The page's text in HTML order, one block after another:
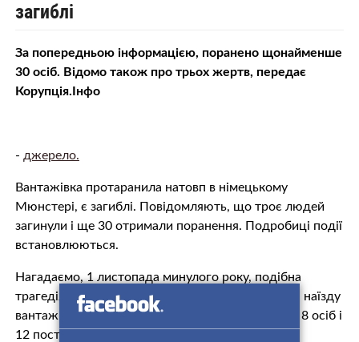
загиблі
За попередньою інформацією, поранено щонайменше
30 осіб. Відомо також про трьох жертв, передає
Корупція.Інфо
- джерело.
Вантажівка протаранила натовп в німецькому
Мюнстері, є загиблі. Повідомляють, що троє людей
загинули і ще 30 отримали поранення. Подробиці події
встановлюються.
Нагадаємо, 1 листопада минулого року, подібна
трагедія сталась у Нью-Йорку. Тоді, в результаті наїзду
вантажівки на пішоходів загинули щонайменше 8 осіб і
12 постраждали.